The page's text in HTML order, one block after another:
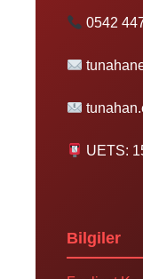
0542
UETS:
Bilgiler